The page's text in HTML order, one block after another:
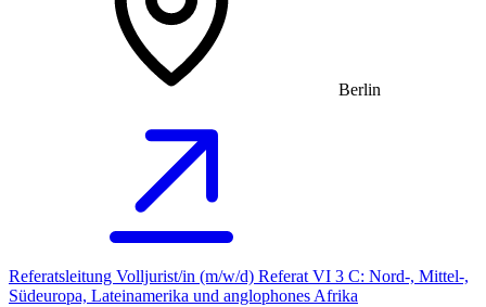
Berlin
Referatsleitung Volljurist/in (m/w/d) Referat VI 3 C: Nord-, Mittel-,
Südeuropa, Lateinamerika und anglophones Afrika